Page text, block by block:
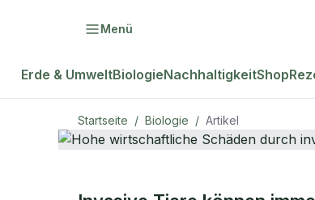
Menü
Erde & UmweltBiologieNachhaltigkeitShop
Startseite / Biologie / Artikel
BIOLOGIE